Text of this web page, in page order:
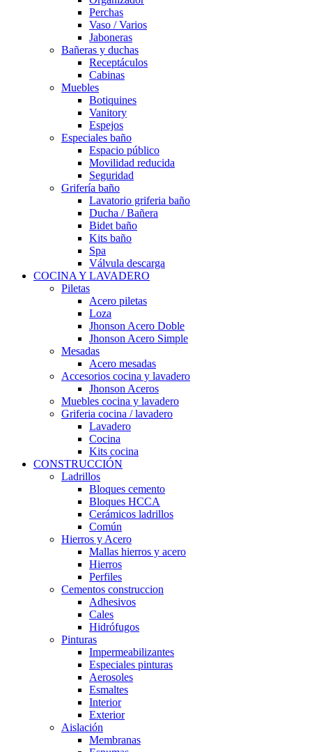
Perchas
Vaso / Varios
Jaboneras
Bañeras y duchas
Receptáculos
Cabinas
Muebles
Botiquines
Vanitory
Espejos
Especiales baño
Espacio público
Movilidad reducida
Seguridad
Grifería baño
Lavatorio griferia baño
Ducha / Bañera
Bidet baño
Kits baño
Spa
Válvula descarga
COCINA Y LAVADERO
Piletas
Acero piletas
Loza
Jhonson Acero Doble
Jhonson Acero Simple
Mesadas
Acero mesadas
Accesorios cocina y lavadero
Jhonson Aceros
Muebles cocina y lavadero
Griferia cocina / lavadero
Lavadero
Cocina
Kits cocina
CONSTRUCCIÓN
Ladrillos
Bloques cemento
Bloques HCCA
Cerámicos ladrillos
Común
Hierros y Acero
Mallas hierros y acero
Hierros
Perfiles
Cementos construccion
Adhesivos
Cales
Hidrófugos
Pinturas
Impermeabilizantes
Especiales pinturas
Aerosoles
Esmaltes
Interior
Exterior
Aislación
Membranas